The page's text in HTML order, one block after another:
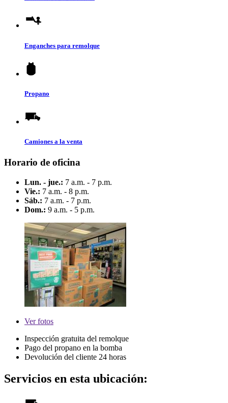
Enganches para remolque
Propano
Camiones a la venta
Horario de oficina
Lun. - jue.: 7 a.m. - 7 p.m.
Vie.: 7 a.m. - 8 p.m.
Sáb.: 7 a.m. - 7 p.m.
Dom.: 9 a.m. - 5 p.m.
Verfotos
Inspección gratuita del remolque
Pago del propano en la bomba
Devolución del cliente 24 horas
Servicios en esta ubicación: